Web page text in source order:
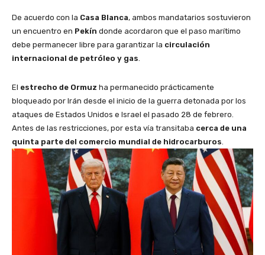
De acuerdo con la Casa Blanca, ambos mandatarios sostuvieron
un encuentro en Pekín donde acordaron que el paso marítimo
debe permanecer libre para garantizar la circulación
internacional de petróleo y gas.
El estrecho de Ormuz ha permanecido prácticamente
bloqueado por Irán desde el inicio de la guerra detonada por los
ataques de Estados Unidos e Israel el pasado 28 de febrero.
Antes de las restricciones, por esta vía transitaba cerca de una
quinta parte del comercio mundial de hidrocarburos.